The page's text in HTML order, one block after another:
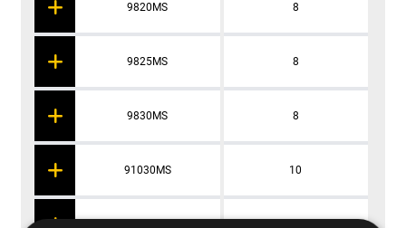
9820MS
9825MS
9830MS
91030MS
8
8
8
10